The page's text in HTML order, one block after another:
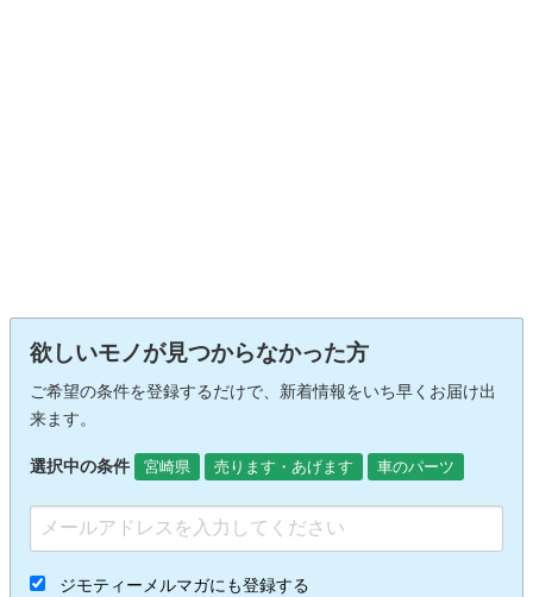
欲しいモノが見つからなかった方
ご希望の条件を登録するだけで、新着情報をいち早くお届け出
来ます。
選択中の条件 宮崎県 売ります・あげます 車のパーツ
ジモティーメルマガにも登録する